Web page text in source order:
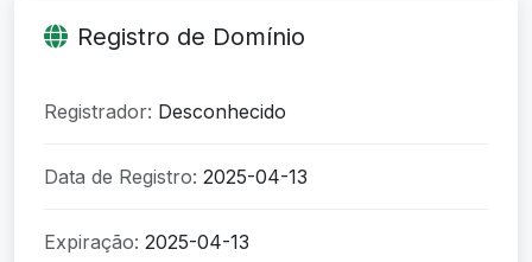
Registro de Domínio
Registrador: Desconhecido
Data de Registro: 2025-04-13
Expiração: 2025-04-13